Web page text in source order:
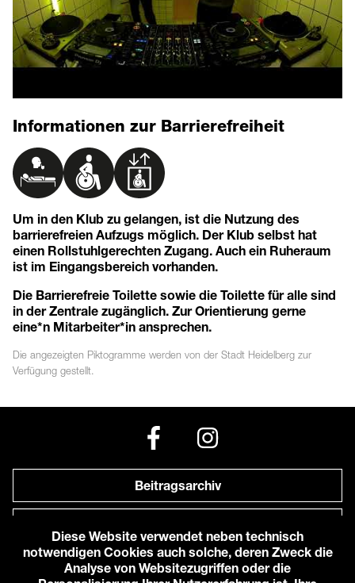
Informationen zur Barrierefreiheit
Um in den Klub zu gelangen, ist die Nutzung des
barrierefreien Aufzugs möglich. Der Klub selbst hat
einen Rollstuhlgerechten Zugang. Auch ein Ruheraum
ist im Eingangsbereich vorhanden.
Die Barrierefreie Toilette sowie die Toilette für alle sind
in der Zentrale zugänglich. Zur Orientierung gerne
eine*n Mitarbeiter*in ansprechen.
Die angezeigten Piktogramme werden von der Stadt Heidelberg zur
Verfügung gestellt.
Beitragsarchiv
Anfahrt zu uns
Diese Website verwendet neben technisch
notwendigen Cookies auch solche, deren Zweck die
Analyse von Websitezugriffen oder die